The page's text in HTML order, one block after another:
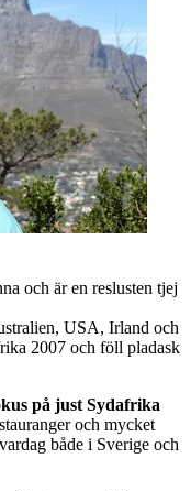
och är en reslusten tjej
USA, Irland och
2007 och föll pladask
på just Sydafrika
och mycket
både i Sverige och